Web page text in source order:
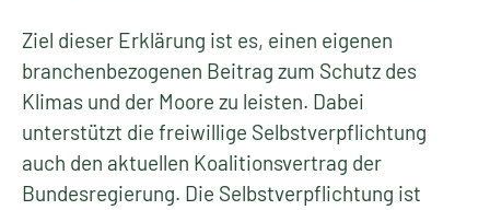
Ziel dieser Erklärung ist es, einen eigenen
branchenbezogenen Beitrag zum Schutz des
Klimas und der Moore zu leisten. Dabei
unterstützt die freiwillige Selbstverpflichtung
auch den aktuellen Koalitionsvertrag der
Bundesregierung. Die Selbstverpflichtung ist